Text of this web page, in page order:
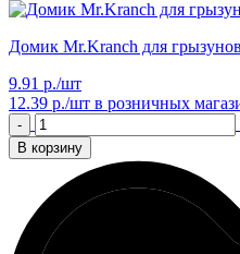
Домик Mr.Kranch для
9.91 р./шт
12.39 р./шт в розничных
-
В корзину